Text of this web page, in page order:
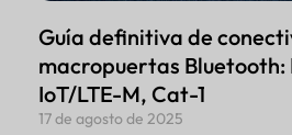
Guía definitiva de
macropuertas Bluetooth:
IoT/LTE-M, Cat-1
17 de agosto de 2025